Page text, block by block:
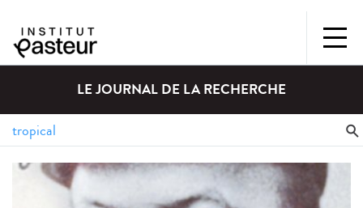
LE JOURNAL DE LA RECHERCHE